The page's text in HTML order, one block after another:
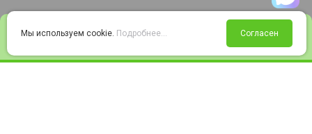
Войти Избранное Корзина
Мы используем cookie. Подробнее... Согласен